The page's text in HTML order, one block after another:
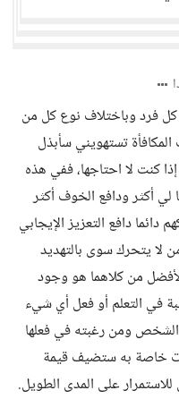
فرد وباختلاف نوع كل من
المكافأة تستهويني سأبذل
كنت لا احتاجها، ففي هذه
أكثر ودافع الخوف أكثر
دافع التعزيز الإيجابي
لا يتحرك سوى بالتهديد
من كلاهما هو وجود
في التعلم أو فعل أي شيء
ومن رغبته في فعلها
خاصة به ستضيف قيمة
على المدى الطويل.